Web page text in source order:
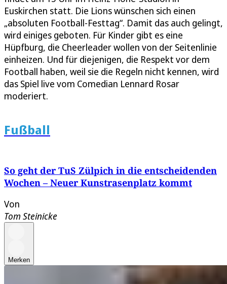
Euskirchen statt. Die Lions wünschen sich einen
„absoluten Football-Festtag“. Damit das auch gelingt,
wird einiges geboten. Für Kinder gibt es eine
Hüpfburg, die Cheerleader wollen von der Seitenlinie
einheizen. Und für diejenigen, die Respekt vor dem
Football haben, weil sie die Regeln nicht kennen, wird
das Spiel live vom Comedian Lennard Rosar
moderiert.
Fußball
So geht der TuS Zülpich in die entscheidenden
Wochen – Neuer Kunstrasenplatz kommt
Von
Tom Steinicke
Merken